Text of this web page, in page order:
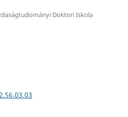
Doktori Iskola